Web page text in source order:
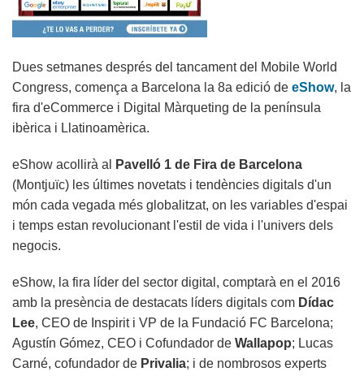
Dues setmanes després del tancament del Mobile World
Congress, comença a Barcelona la 8a edició de eShow, la
fira d'eCommerce i Digital Màrqueting de la península
ibèrica i Llatinoamèrica.
eShow acollirà al
Pavelló 1 de Fira de Barcelona
(Montjuïc) les últimes novetats i tendències digitals d'un
món cada vegada més globalitzat, on les variables d'espai
i temps estan revolucionant l'estil de vida i l'univers dels
negocis.
eShow, la fira líder del sector digital, comptarà en el 2016
amb la presència de destacats líders digitals com Dídac
Lee, CEO de Inspirit i VP de la Fundació FC Barcelona;
Agustín Gómez, CEO i Cofundador de Wallapop; Lucas
Carné, cofundador de Privalia; i de nombrosos experts